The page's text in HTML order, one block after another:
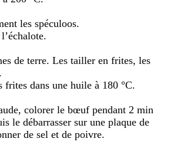
les spéculoos.
de terre. Les tailler en frites, les
frites dans une huile à 180 °C.
colorer le bœuf pendant 2 min
le débarrasser sur une plaque de
de sel et de poivre.